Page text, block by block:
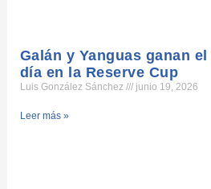
Galán y Yanguas ganan
día en la Reserve Cup
Luis González Sánchez junio 19, 2026
Leer más »